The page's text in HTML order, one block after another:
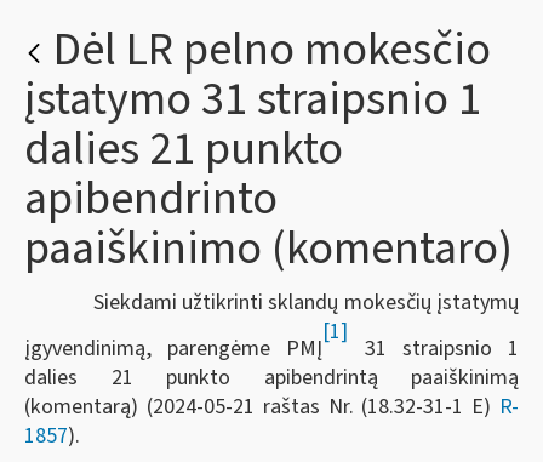
Dėl LR pelno mokesčio
įstatymo 31 straipsnio 1
dalies 21 punkto
apibendrinto
paaiškinimo (komentaro)
Siekdami užtikrinti sklandų mokesčių įstatymų
įgyvendinimą, parengėme PMĮ
[1]
31 straipsnio 1
dalies 21 punkto apibendrintą paaiškinimą
(komentarą) (2024-05-21 raštas Nr. (18.32-31-1 E) R-
1857).